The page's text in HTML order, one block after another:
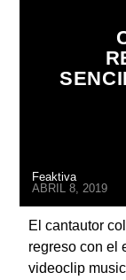
Feaktiva
ABRIL 8, 2019
El cantautor
regreso con el
videoclip